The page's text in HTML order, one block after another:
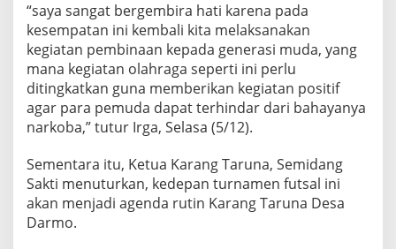
“saya sangat bergembira hati karena pada
kesempatan ini kembali kita melaksanakan
kegiatan pembinaan kepada generasi muda, yang
mana kegiatan olahraga seperti ini perlu
ditingkatkan guna memberikan kegiatan positif
agar para pemuda dapat terhindar dari bahayanya
narkoba,” tutur Irga, Selasa (5/12).
Sementara itu, Ketua Karang Taruna, Semidang
Sakti menuturkan, kedepan turnamen futsal ini
akan menjadi agenda rutin Karang Taruna Desa
Darmo.